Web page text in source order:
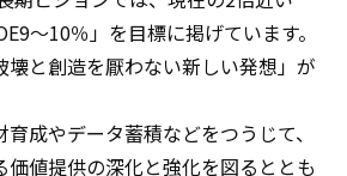
～10％」を目標に掲げています。
壊と創造を厭わない新しい発想」が
成やデータ蓄積などをつうじて、
価値提供の深化と強化を図るととも